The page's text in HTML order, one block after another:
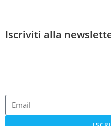
Iscriviti alla